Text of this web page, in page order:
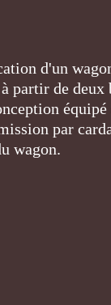
d'un
partir de deux
par
wagon.